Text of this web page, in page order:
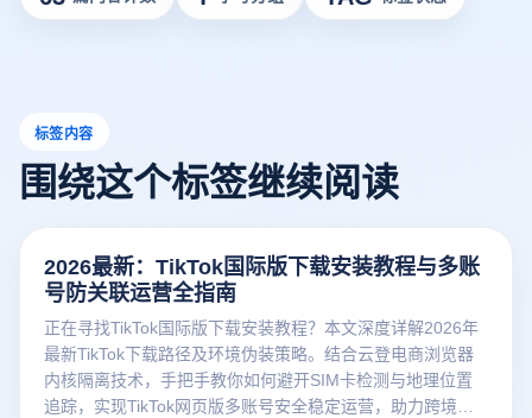
标签内容
围绕这个标签继续阅读
2026最新：TikTok国际版下载安装教程与多账
号防关联运营全指南
正在寻找TikTok国际版下载安装教程？本文深度详解2026年
最新TikTok下载路径及环境伪装策略。结合云登电商浏览器
内核隔离技术，手把手教你如何避开SIM卡检测与地理位置
追踪，实现TikTok网页版多账号安全稳定运营，助力跨境卖